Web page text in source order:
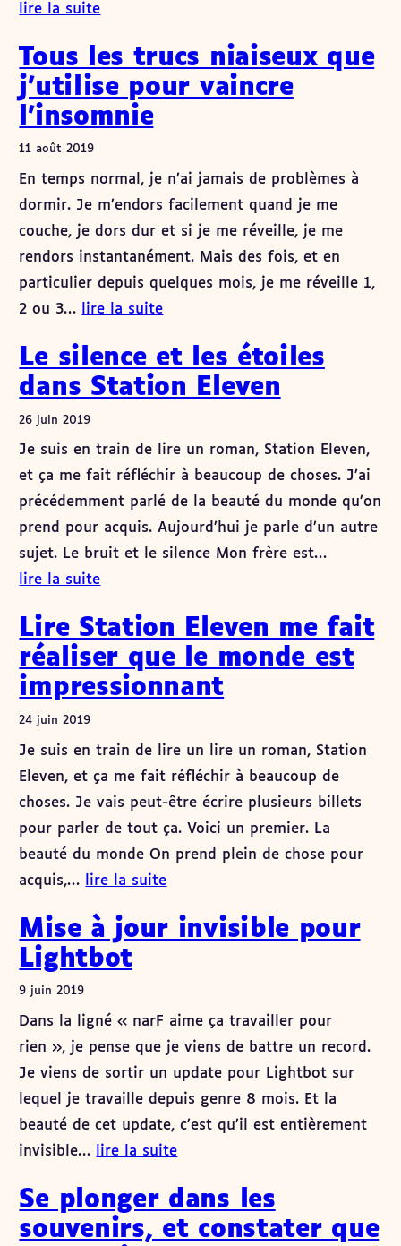
lire la suite
Tous les trucs niaiseux que
j’utilise pour vaincre
l’insomnie
11 août 2019
En temps normal, je n’ai jamais de problèmes à
dormir. Je m’endors facilement quand je me
couche, je dors dur et si je me réveille, je me
rendors instantanément. Mais des fois, et en
particulier depuis quelques mois, je me réveille 1,
2 ou 3…
lire la suite
Le silence et les étoiles
dans Station Eleven
26 juin 2019
Je suis en train de lire un roman, Station Eleven,
et ça me fait réfléchir à beaucoup de choses. J’ai
précédemment parlé de la beauté du monde qu’on
prend pour acquis. Aujourd’hui je parle d’un autre
sujet. Le bruit et le silence Mon frère est…
lire la suite
Lire Station Eleven me fait
réaliser que le monde est
impressionnant
24 juin 2019
Je suis en train de lire un lire un roman, Station
Eleven, et ça me fait réfléchir à beaucoup de
choses. Je vais peut-être écrire plusieurs billets
pour parler de tout ça. Voici un premier. La
beauté du monde On prend plein de chose pour
acquis,…
lire la suite
Mise à jour invisible pour
Lightbot
9 juin 2019
Dans la ligné « narF aime ça travailler pour
rien », je pense que je viens de battre un record.
Je viens de sortir un update pour Lightbot sur
lequel je travaille depuis genre 8 mois. Et la
beauté de cet update, c’est qu’il est entièrement
invisible…
lire la suite
Se plonger dans les
souvenirs, et constater que